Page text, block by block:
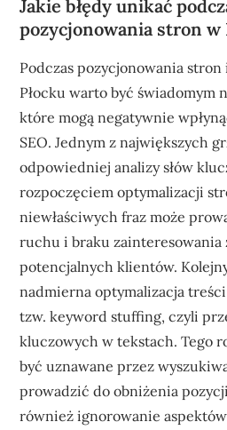
Jakie błędy unikać
pozycjonowania stron w
Podczas pozycjonowania
Płocku warto być świadomym
które mogą negatywnie
SEO. Jednym z największych
odpowiedniej analizy słów
rozpoczęciem optymalizacji
niewłaściwych fraz może
ruchu i braku zainteresowania
potencjalnych klientów.
nadmierna optymalizacja
tzw. keyword stuffing, czyli
kluczowych w tekstach. Tego
być uznawane przez
prowadzić do obniżenia
również ignorowanie